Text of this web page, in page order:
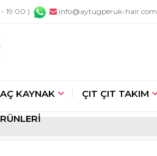
19:00 ) info@aytugperuk-hair.com
KAYNAK ÇIT ÇIT TAKIM